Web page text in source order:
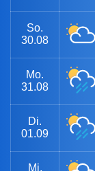
So.
30.08
Mo.
31.08
Di.
01.09
Mi.